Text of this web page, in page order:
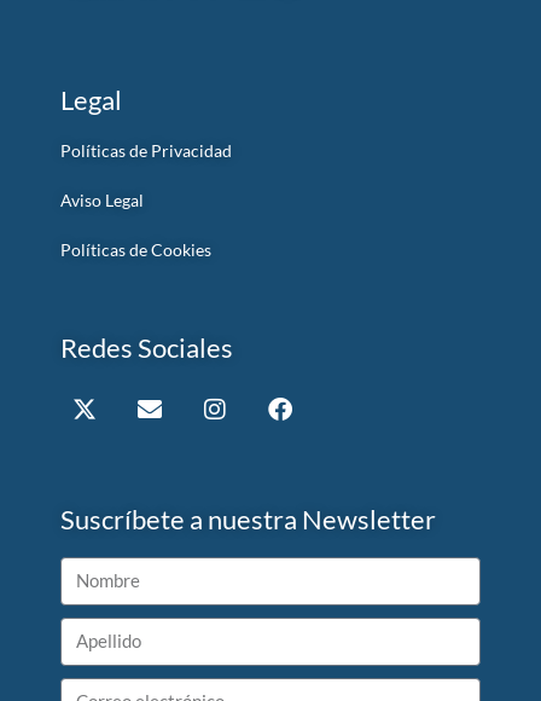
Legal
Políticas de Privacidad
Aviso Legal
Políticas de Cookies
Redes Sociales
Suscríbete a nuestra Newsletter